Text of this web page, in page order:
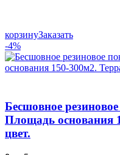
корзинуЗаказать
-4%
Бесшовное
Площадь основания
цвет.